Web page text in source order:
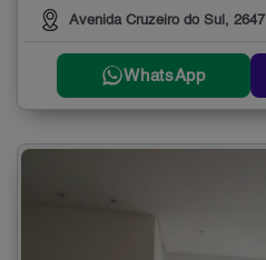
Avenida Cruzeiro do Sul, 2647
WhatsApp